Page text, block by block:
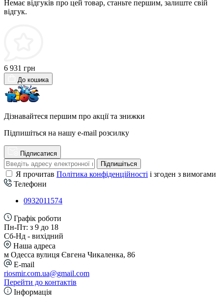
Немає відгуків про цей товар, станьте першим, залиште свій
відгук.
6 931 грн
До кошика
Дізнавайтеся першим про акції та знижки
Підпишіться на нашу e-mail розсилку
Підписатися
Підпишіться
Я прочитав Політика конфіденційності і згоден з вимогами
Телефони
0932011574
Графік роботи
Пн-Пт: з 9 до 18
Сб-Нд - вихідний
Наша адреса
м Одесса вулиця Євгена Чикаленка, 86
E-mail
riosmir.com.ua@gmail.com
Перейти до контактів
Інформація